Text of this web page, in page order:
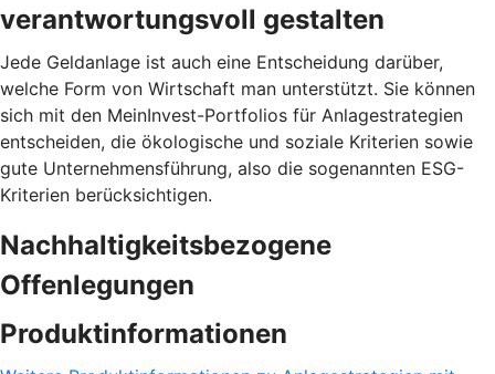
verantwortungsvoll gestalten
Jede Geldanlage ist auch eine Entscheidung darüber,
welche Form von Wirtschaft man unterstützt. Sie können
sich mit den MeinInvest-Portfolios für Anlagestrategien
entscheiden, die ökologische und soziale Kriterien sowie
gute Unternehmensführung, also die sogenannten ESG-
Kriterien berücksichtigen.
Nachhaltigkeitsbezogene
Offenlegungen
Produktinformationen